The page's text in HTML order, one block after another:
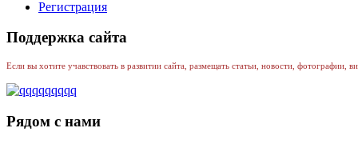
Регистрация
Поддержка сайта
Если вы хотите учавствовать в развитии сайта, размещать статьи, новости, фотографии,
Рядом с нами